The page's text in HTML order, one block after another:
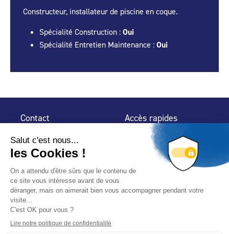
Constructeur, installateur de piscine en coque.
Spécialité Construction : Oui
Spécialité Entretien Maintenance : Oui
Contact
32 rue de Mogador
75 009 Paris
Accès rapides
Espace Presse
Trouver un
professionnel
Nous suivre